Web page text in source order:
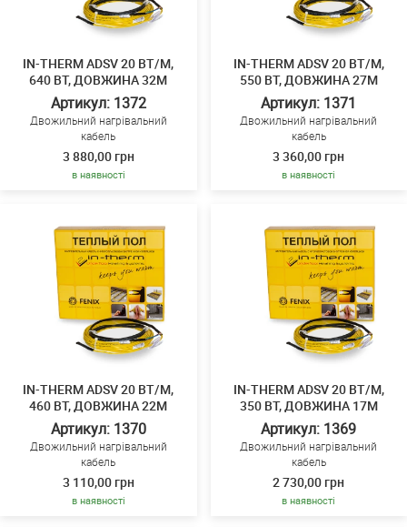
IN-THERM ADSV 20 ВТ/М,
640 ВТ, ДОВЖИНА 32М
Артикул: 1372
Двожильний нагрівальний
кабель
3 880,00 грн
в наявності
IN-THERM ADSV 20 ВТ/М,
550 ВТ, ДОВЖИНА 27М
Артикул: 1371
Двожильний нагрівальний
кабель
3 360,00 грн
в наявності
IN-THERM ADSV 20 ВТ/М,
460 ВТ, ДОВЖИНА 22М
Артикул: 1370
Двожильний нагрівальний
кабель
3 110,00 грн
в наявності
IN-THERM ADSV 20 ВТ/М,
350 ВТ, ДОВЖИНА 17М
Артикул: 1369
Двожильний нагрівальний
кабель
2 730,00 грн
в наявності